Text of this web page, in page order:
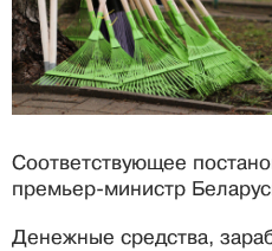
Соответствующее
премьер-министр
Денежные средства,